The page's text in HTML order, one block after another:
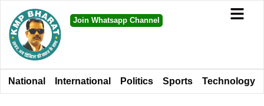
Join Whatsapp Channel
National International Politics Sports Technology